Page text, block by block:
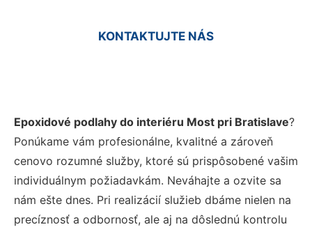
KONTAKTUJTE NÁS
Epoxidové podlahy do interiéru Most pri Bratislave?
Ponúkame vám profesionálne, kvalitné a zároveň
cenovo rozumné služby, ktoré sú prispôsobené vašim
individuálnym požiadavkám. Neváhajte a ozvite sa
nám ešte dnes. Pri realizácií služieb dbáme nielen na
precíznosť a odbornosť, ale aj na dôslednú kontrolu